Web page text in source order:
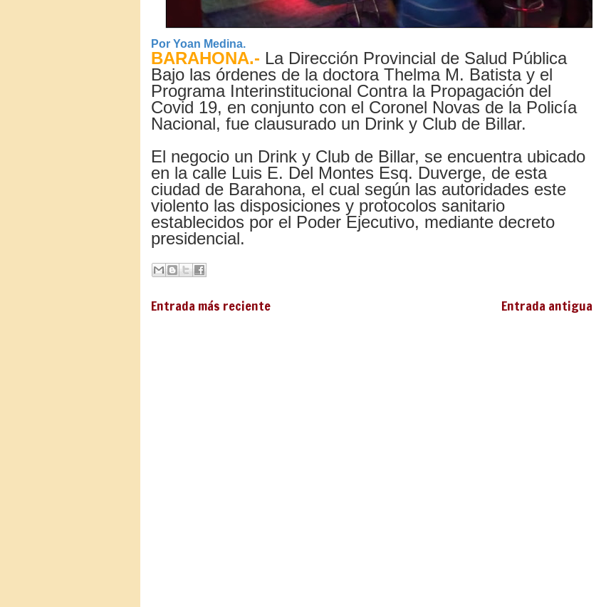
Por Yoan Medina.
BARAHONA.- La Dirección Provincial de Salud Pública
Bajo las órdenes de la doctora Thelma M. Batista y el
Programa Interinstitucional Contra la Propagación del
Covid 19, en conjunto con el Coronel Novas de la Policía
Nacional, fue clausurado un Drink y Club de Billar.
El negocio un Drink y Club de Billar, se encuentra ubicado
en la calle Luis E. Del Montes Esq. Duverge, de esta
ciudad de Barahona, el cual según las autoridades este
violento las disposiciones y protocolos sanitario
establecidos por el Poder Ejecutivo, mediante decreto
presidencial.
Entrada más reciente Entrada antigua